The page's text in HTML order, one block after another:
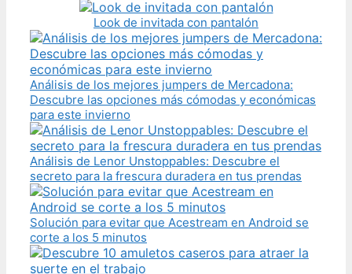
Look de invitada con pantalón
Análisis de los mejores jumpers de Mercadona:
Descubre las opciones más cómodas y económicas
para este invierno
Análisis de Lenor Unstoppables: Descubre el
secreto para la frescura duradera en tus prendas
Solución para evitar que Acestream en Android se
corte a los 5 minutos